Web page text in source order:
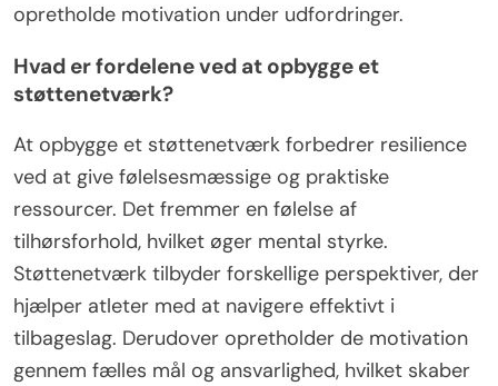
opretholde motivation under udfordringer.
Hvad er fordelene ved at opbygge et
støttenetværk?
At opbygge et støttenetværk forbedrer resilience
ved at give følelsesmæssige og praktiske
ressourcer. Det fremmer en følelse af
tilhørsforhold, hvilket øger mental styrke.
Støttenetværk tilbyder forskellige perspektiver, der
hjælper atleter med at navigere effektivt i
tilbageslag. Derudover opretholder de motivation
gennem fælles mål og ansvarlighed, hvilket skaber